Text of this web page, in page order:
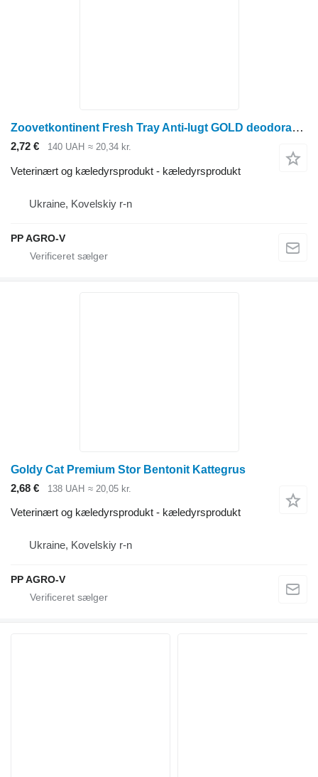
Zoovetkontinent Fresh Tray Anti-lugt GOLD deodorant duft
2,72 € 140 UAH ≈ 20,34 kr.
Veterinært og kæledyrsprodukt - kæledyrsprodukt
Ukraine, Kovelskiy r-n
PP AGRO-V
Goldy Cat Premium Stor Bentonit Kattegrus
2,68 €
138 UAH ≈ 20,05 kr.
Veterinært og kæledyrsprodukt - kæledyrsprodukt
Ukraine, Kovelskiy r-n
PP AGRO-V